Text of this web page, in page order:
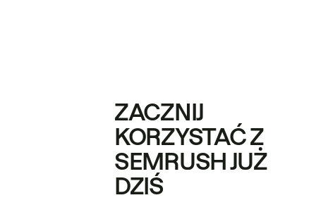
ZACZNIJ
KORZYSTAĆ Z
SEMRUSH JUŻ
DZIŚ